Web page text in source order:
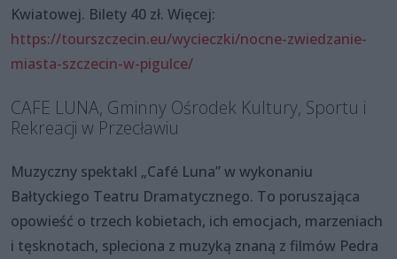
Kwiatowej. Bilety 40 zł. Więcej:
https://tourszczecin.eu/wycieczki/nocne-zwiedzanie-
miasta-szczecin-w-pigulce/
CAFE LUNA, Gminny Ośrodek Kultury, Sportu i
Rekreacji w Przecławiu
Muzyczny spektakl „Café Luna” w wykonaniu
Bałtyckiego Teatru Dramatycznego. To poruszająca
opowieść o trzech kobietach, ich emocjach, marzeniach
i tęsknotach, spleciona z muzyką znaną z filmów Pedra